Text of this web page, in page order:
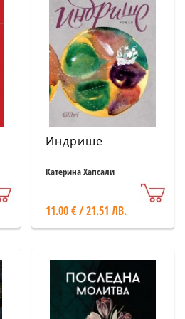
Индрише
Катерина Хапсали
11.00 € / 21.51 ЛВ.